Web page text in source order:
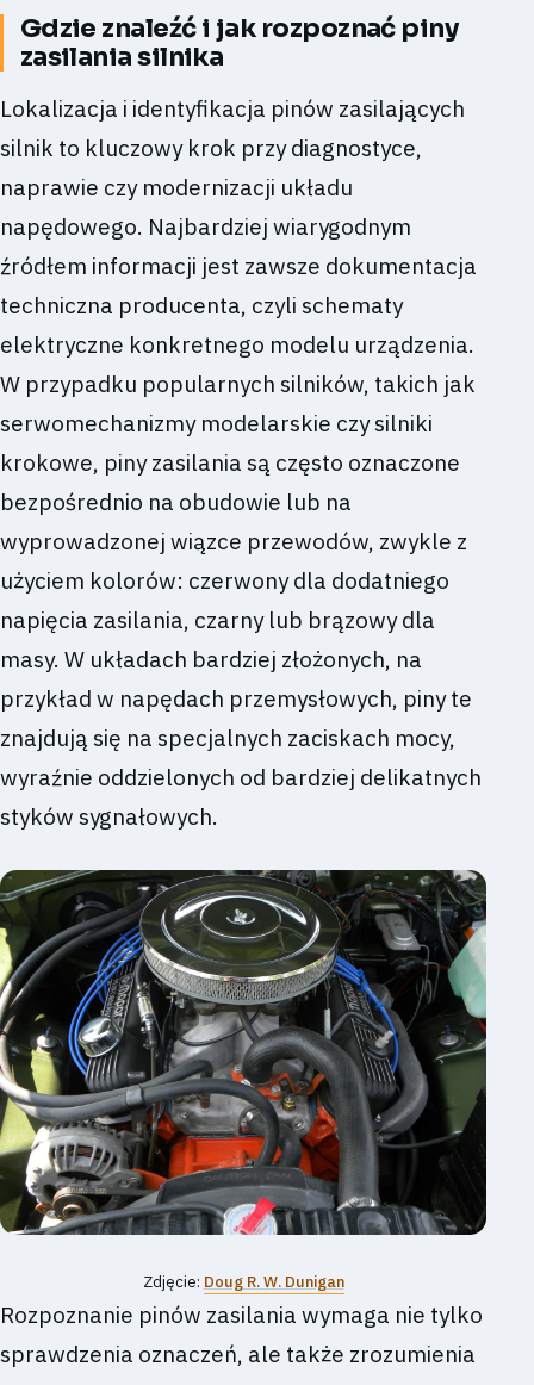
Gdzie znaleźć i jak rozpoznać piny
zasilania silnika
Lokalizacja i identyfikacja pinów zasilających
silnik to kluczowy krok przy diagnostyce,
naprawie czy modernizacji układu
napędowego. Najbardziej wiarygodnym
źródłem informacji jest zawsze dokumentacja
techniczna producenta, czyli schematy
elektryczne konkretnego modelu urządzenia.
W przypadku popularnych silników, takich jak
serwomechanizmy modelarskie czy silniki
krokowe, piny zasilania są często oznaczone
bezpośrednio na obudowie lub na
wyprowadzonej wiązce przewodów, zwykle z
użyciem kolorów: czerwony dla dodatniego
napięcia zasilania, czarny lub brązowy dla
masy. W układach bardziej złożonych, na
przykład w napędach przemysłowych, piny te
znajdują się na specjalnych zaciskach mocy,
wyraźnie oddzielonych od bardziej delikatnych
styków sygnałowych.
Zdjęcie: Doug R. W. Dunigan
Rozpoznanie pinów zasilania wymaga nie tylko
sprawdzenia oznaczeń, ale także zrozumienia